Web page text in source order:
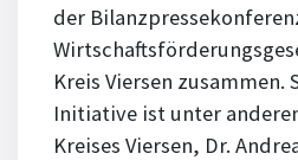
der
Kreis Viersen zusammen.
Initiative ist unter
Kreises Viersen, Dr.